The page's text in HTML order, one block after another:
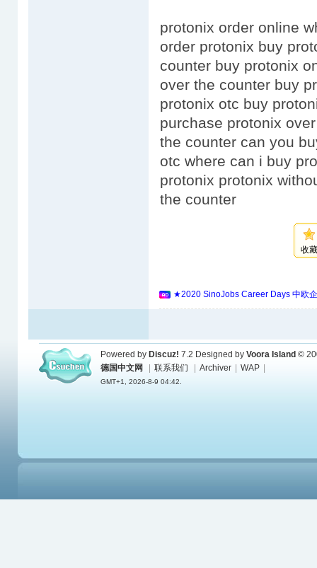
protonix order online
order protonix buy
counter buy protonix
over the counter buy
protonix otc buy
purchase protonix
the counter can you
otc where can i buy
protonix protonix
the counter
收
★2020 SinoJobs Career Days 中欧
Powered by Discuz! 7.2 Designed by Voora Island ©
德国中文网
联系我们 Archiver WAP
GMT+1, 2026-8-9 04:42.